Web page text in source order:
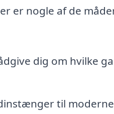
er nogle af de
dig om hvilke
til